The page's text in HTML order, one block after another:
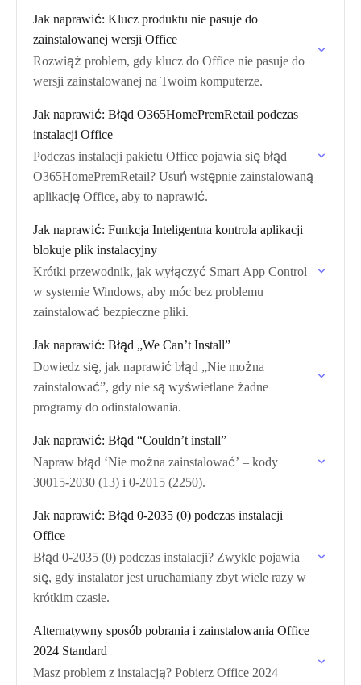
Jak naprawić: Klucz produktu nie pasuje do
zainstalowanej wersji Office
Rozwiąż problem, gdy klucz do Office nie pasuje do
wersji zainstalowanej na Twoim komputerze.
Jak naprawić: Błąd O365HomePremRetail podczas
instalacji Office
Podczas instalacji pakietu Office pojawia się błąd
O365HomePremRetail? Usuń wstępnie zainstalowaną
aplikację Office, aby to naprawić.
Jak naprawić: Funkcja Inteligentna kontrola aplikacji
blokuje plik instalacyjny
Krótki przewodnik, jak wyłączyć Smart App Control
w systemie Windows, aby móc bez problemu
zainstalować bezpieczne pliki.
Jak naprawić: Błąd „We Can’t Install”
Dowiedz się, jak naprawić błąd „Nie można
zainstalować”, gdy nie są wyświetlane żadne
programy do odinstalowania.
Jak naprawić: Błąd “Couldn’t install”
Napraw błąd ‘Nie można zainstalować’ – kody
30015-2030 (13) i 0-2015 (2250).
Jak naprawić: Błąd 0-2035 (0) podczas instalacji
Office
Błąd 0-2035 (0) podczas instalacji? Zwykle pojawia
się, gdy instalator jest uruchamiany zbyt wiele razy w
krótkim czasie.
Alternatywny sposób pobrania i zainstalowania Office
2024 Standard
Masz problem z instalacją? Pobierz Office 2024